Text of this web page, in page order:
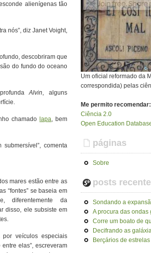
alienígenas tão
nós”, diz Janet Voight,
descobriram que
do fundo do oceano
Alvin, alguns
chamado lapa, bem
comenta
mares estão entre as
“fontes” se baseia em
diferentemente da
disso, ele subsiste em
por veículos especiais
elas”, escreveram
Um oficial reformado da
correspondida) pelas
Me permito recomendar:
Ciência 2.0
Open Education
páginas
Sobre
posts
Sondando a
A procura das ondas
Corre um boato de
Decifrando as
Berçários de